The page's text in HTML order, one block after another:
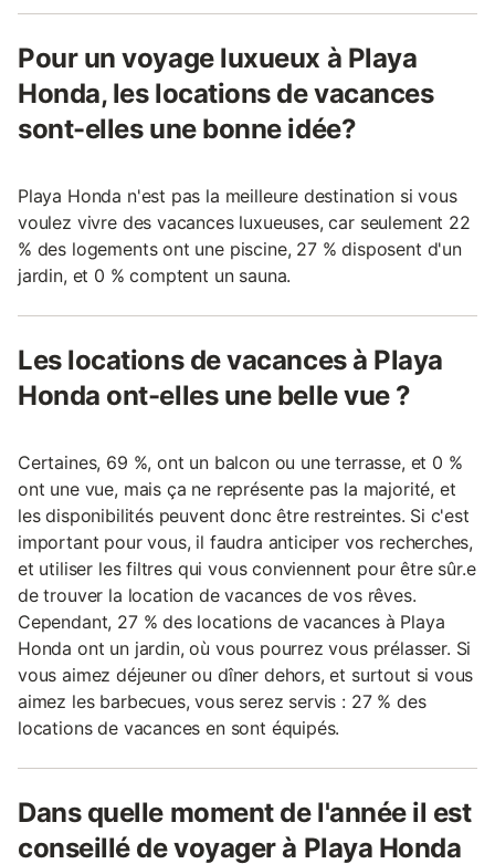
Pour un voyage luxueux à Playa
Honda, les locations de vacances
sont-elles une bonne idée?
Playa Honda n'est pas la meilleure destination si vous
voulez vivre des vacances luxueuses, car seulement 22
% des logements ont une piscine, 27 % disposent d'un
jardin, et 0 % comptent un sauna.
Les locations de vacances à Playa
Honda ont-elles une belle vue ?
Certaines, 69 %, ont un balcon ou une terrasse, et 0 %
ont une vue, mais ça ne représente pas la majorité, et
les disponibilités peuvent donc être restreintes. Si c'est
important pour vous, il faudra anticiper vos recherches,
et utiliser les filtres qui vous conviennent pour être sûr.e
de trouver la location de vacances de vos rêves.
Cependant, 27 % des locations de vacances à Playa
Honda ont un jardin, où vous pourrez vous prélasser. Si
vous aimez déjeuner ou dîner dehors, et surtout si vous
aimez les barbecues, vous serez servis : 27 % des
locations de vacances en sont équipés.
Dans quelle moment de l'année il est
conseillé de voyager à Playa Honda